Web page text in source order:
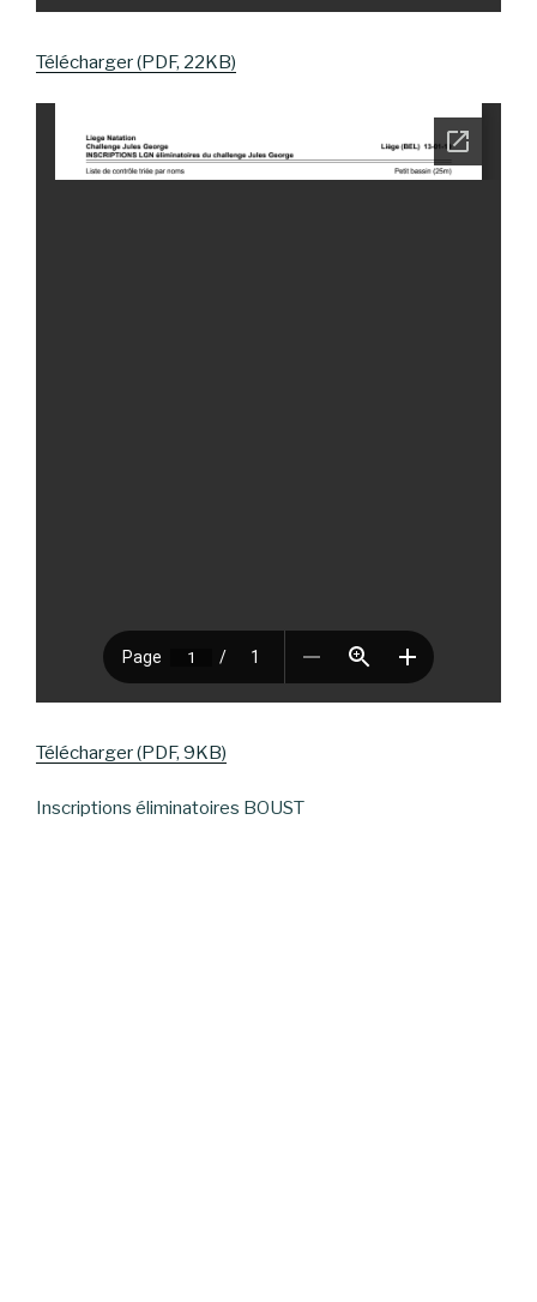
Télécharger (PDF, 22KB)
Télécharger (PDF, 9KB)
Inscriptions éliminatoires BOUST